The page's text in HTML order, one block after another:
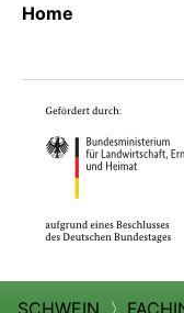
Home
SCHWEIN 〉